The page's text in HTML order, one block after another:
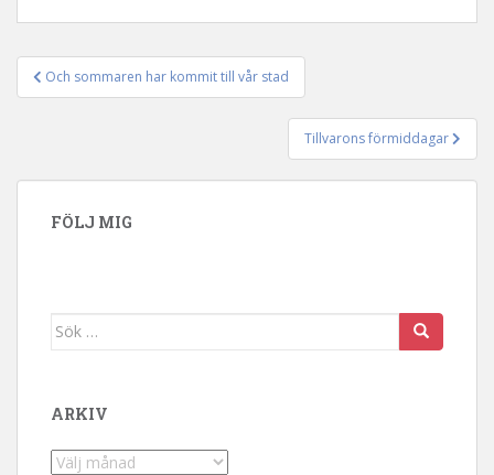
Inläggsnavigering
Och sommaren har kommit till vår stad
Tillvarons förmiddagar
FÖLJ MIG
Sök efter:
ARKIV
Arkiv